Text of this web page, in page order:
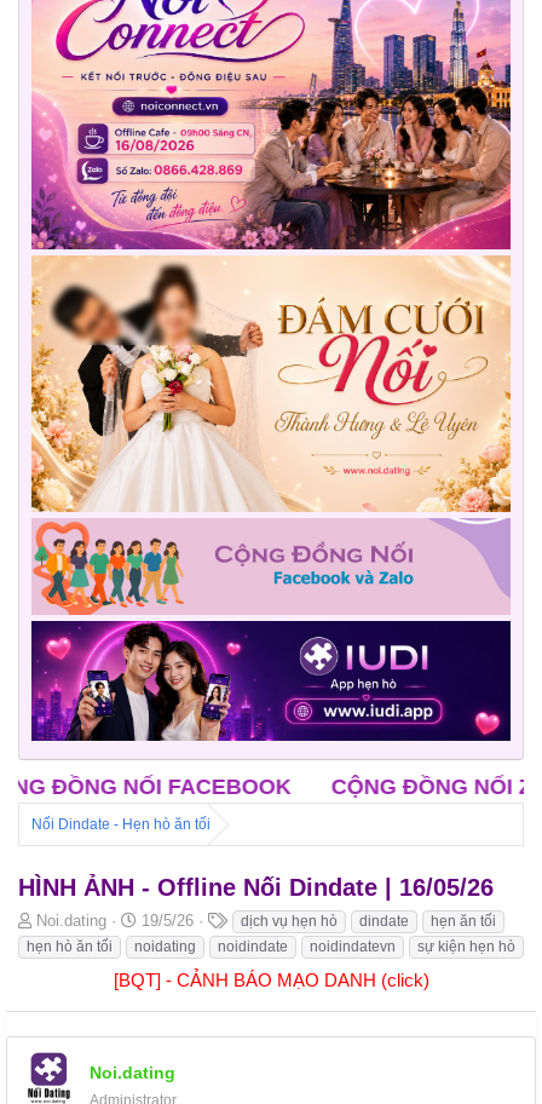
FACEBOOK CỘNG ĐỒNG NỐI ZALO CLB
Nối Dindate - Hẹn hò ăn tối
HÌNH ẢNH - Offline Nối Dindate | 16/05/26
B
ắ
t
Noi.dating
N
g
à
y
đ
ầ
19/5/26
T
h
ẻ
dịch vụ hẹn hò dindate
hẹn ăn tối
hẹn hò ăn tối
noidating noidindate noidindatevn sự kiện hẹn hò
[BQT] - CẢNH BÁO MẠO DANH (click)
Noi.dating
Administrator